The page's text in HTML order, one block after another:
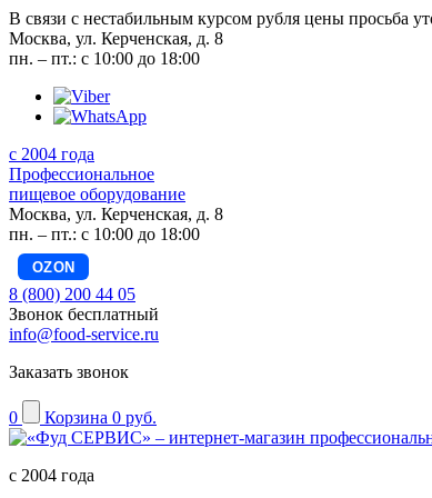
В связи с нестабильным курсом рубля цены просьба
Москва, ул. Керченская, д. 8
пн. – пт.: с 10:00 до 18:00
с 2004 года
Профессиональное
пищевое оборудование
Москва, ул. Керченская, д. 8
пн. – пт.: с 10:00 до 18:00
OZON
8 (800) 200 44 05
Звонок бесплатный
info@food-service.ru
Заказать звонок
0 Корзина 0 руб.
с 2004 года